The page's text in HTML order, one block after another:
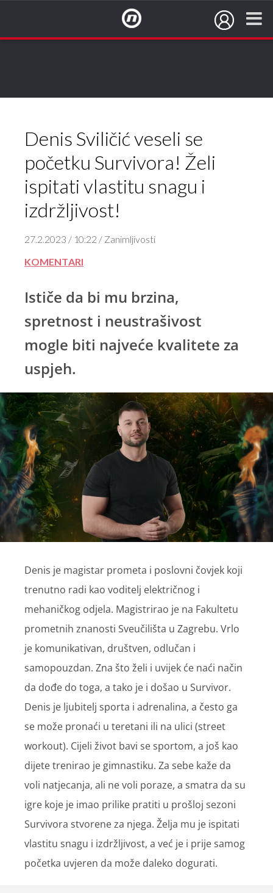
Denis Sviličić veseli se
početku Survivora! Želi
ispitati vlastitu snagu i
izdržljivost!
27.2.2023 / 10:22 / Zanimljivosti
KOMENTARI
Ističe da bi mu brzina,
spretnost i neustrašivost
mogle biti najveće kvalitete za
uspjeh.
Denis je magistar prometa i poslovni čovjek koji
trenutno radi kao voditelj električnog i
mehaničkog odjela. Magistrirao je na Fakultetu
prometnih znanosti Sveučilišta u Zagrebu. Vrlo
je komunikativan, društven, odlučan i
samopouzdan. Zna što želi i uvijek će naći način
da dođe do toga, a tako je i došao u Survivor.
Denis je ljubitelj sporta i adrenalina, a često ga
se može pronaći u teretani ili na ulici (street
workout). Cijeli život bavi se sportom, a još kao
dijete trenirao je gimnastiku. Za sebe kaže da
voli natjecanja, ali ne voli poraze, a smatra da su
igre koje je imao prilike pratiti u prošloj sezoni
Survivora stvorene za njega. Želja mu je ispitati
vlastitu snagu i izdržljivost, a već je i prije samog
početka uvjeren da može daleko dogurati.